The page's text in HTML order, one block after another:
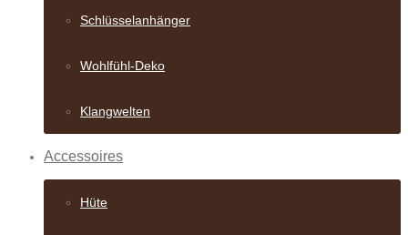
Schlüsselanhänger
Wohlfühl-Deko
Klangwelten
Accessoires
Hüte